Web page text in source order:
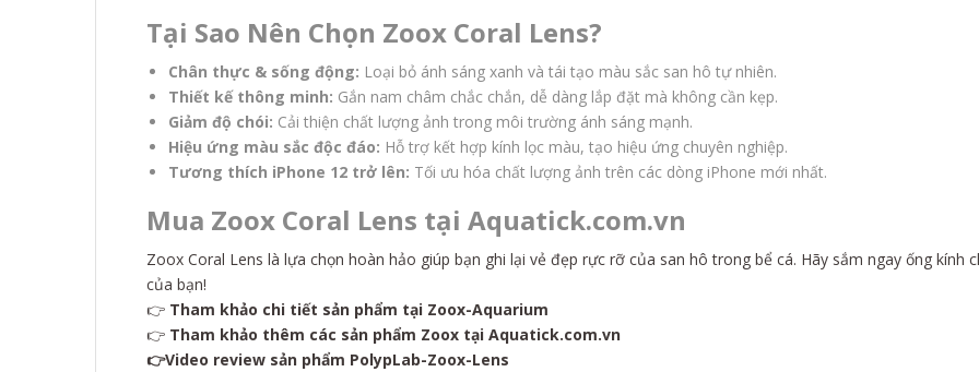
Tại Sao Nên Chọn Zoox Coral Lens?
Chân thực & sống động: Loại bỏ ánh sáng xanh và tái tạo màu sắc san hô tự nhiên.
Thiết kế thông minh: Gắn nam châm chắc chắn, dễ dàng lắp đặt mà không cần kẹp.
Giảm độ chói: Cải thiện chất lượng ảnh trong môi trường ánh sáng mạnh.
Hiệu ứng màu sắc độc đáo: Hỗ trợ kết hợp kính lọc màu, tạo hiệu ứng chuyên nghiệp.
Tương thích iPhone 12 trở lên: Tối ưu hóa chất lượng ảnh trên các dòng iPhone mới nhất.
Mua Zoox Coral Lens tại Aquatick.com.vn
Zoox Coral Lens là lựa chọn hoàn hảo giúp bạn ghi lại vẻ đẹp rực rỡ của san hô trong bể cá. Hãy sắm ngay ống kính
của bạn!
👉 Tham khảo chi tiết sản phẩm tại Zoox-Aquarium
👉 Tham khảo thêm các sản phẩm Zoox tại Aquatick.com.vn
👉Video review sản phẩm PolypLab-Zoox-Lens